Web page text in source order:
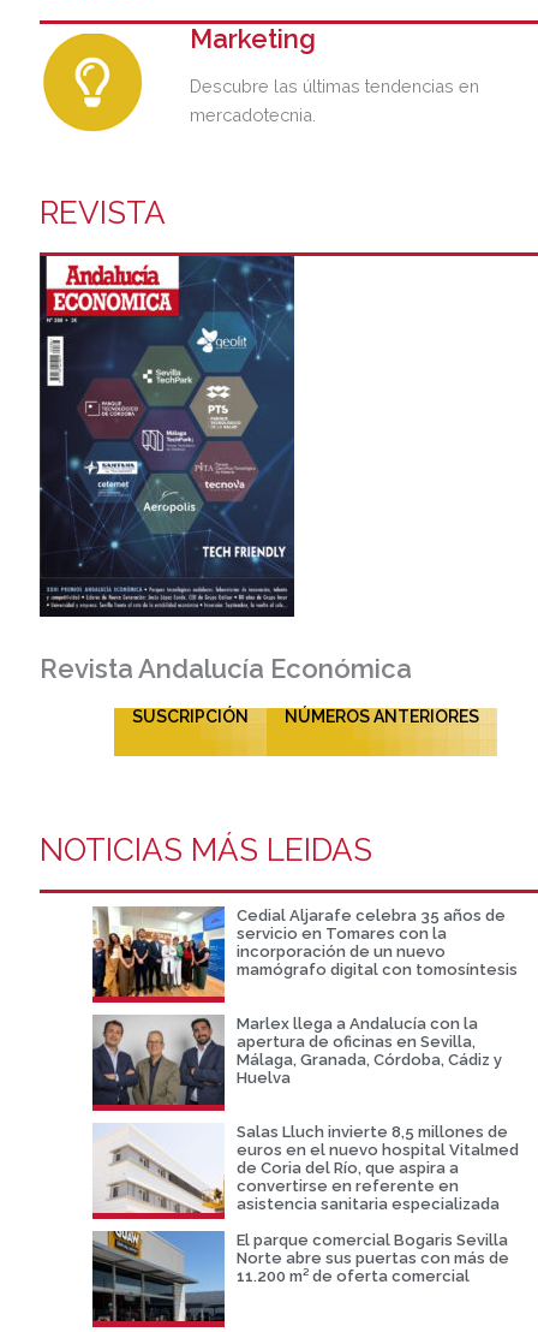
Marketing
Descubre las últimas tendencias en
mercadotecnia.
REVISTA
Revista Andalucía Económica
SUSCRIPCIÓN NÚMEROS ANTERIORES
NOTICIAS MÁS LEIDAS
Cedial Aljarafe celebra 35 años de
servicio en Tomares con la
incorporación de un nuevo
mamógrafo digital con tomosíntesis
Marlex llega a Andalucía con la
apertura de oficinas en Sevilla,
Málaga, Granada, Córdoba, Cádiz y
Huelva
Salas Lluch invierte 8,5 millones de
euros en el nuevo hospital Vitalmed
de Coria del Río, que aspira a
convertirse en referente en
asistencia sanitaria especializada
El parque comercial Bogaris Sevilla
Norte abre sus puertas con más de
11.200 m² de oferta comercial